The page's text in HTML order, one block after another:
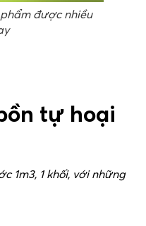
được nhiều
tự hoại
1m3, 1 khối, với những